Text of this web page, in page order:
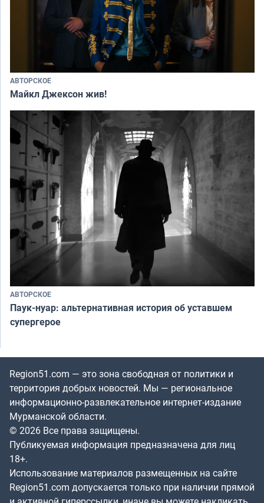
АВТОРСКОЕ
Майкл Джексон жив!
АВТОРСКОЕ
Паук-нуар: альтернативная история об уставшем
супергерое
Region51.com — это зона свободная от политики и
территория добрых новостей. Мы — региональное
информационно-развлекательное интернет-издание
Мурманской области.
© 2026 Все права защищены.
Публикуемая информация предназначена для лиц
18+.
Использование материалов размещенных на сайте
Region51.com допускается только при наличии прямой